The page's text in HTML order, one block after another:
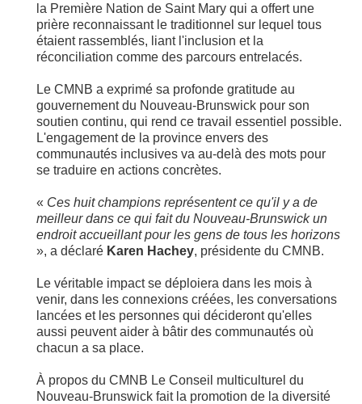
la Première Nation de Saint Mary qui a offert une
prière reconnaissant le traditionnel sur lequel tous
étaient rassemblés, liant l'inclusion et la
réconciliation comme des parcours entrelacés.
Le CMNB a exprimé sa profonde gratitude au
gouvernement du Nouveau-Brunswick pour son
soutien continu, qui rend ce travail essentiel possible.
L'engagement de la province envers des
communautés inclusives va au-delà des mots pour
se traduire en actions concrètes.
« Ces huit champions représentent ce qu'il y a de
meilleur dans ce qui fait du Nouveau-Brunswick un
endroit accueillant pour les gens de tous les horizons
», a déclaré Karen Hachey, présidente du CMNB.
Le véritable impact se déploiera dans les mois à
venir, dans les connexions créées, les conversations
lancées et les personnes qui décideront qu'elles
aussi peuvent aider à bâtir des communautés où
chacun a sa place.
À propos du CMNB Le Conseil multiculturel du
Nouveau-Brunswick fait la promotion de la diversité